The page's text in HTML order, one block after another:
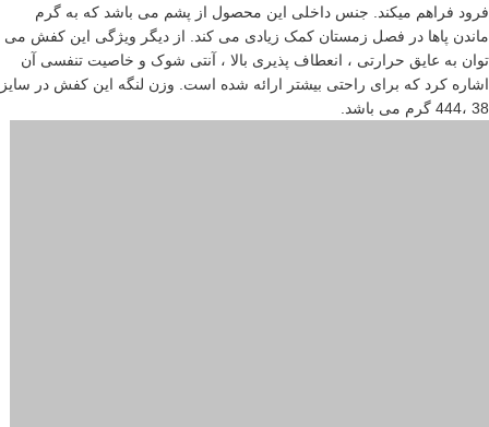
فرود فراهم میکند. جنس داخلی این محصول از پشم می باشد که به گرم
ماندن پاها در فصل زمستان کمک زیادی می کند. از دیگر ویژگی این کفش می
توان به عایق حرارتی ، انعطاف پذیری بالا ، آنتی شوک و خاصیت تنفسی آن
اشاره کرد که برای راحتی بیشتر ارائه شده است. وزن لنگه این کفش در سایز
38 ،444 گرم می باشد.